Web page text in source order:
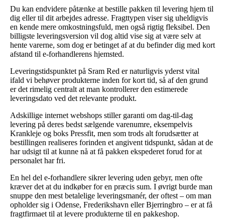
Du kan endvidere påtænke at bestille pakken til levering hjem til
dig eller til dit arbejdes adresse. Fragttypen viser sig uheldigvis
en kende mere omkostningsfuld, men også rigtig fleksibel. Den
billigste leveringsversion vil dog altid vise sig at være selv at
hente varerne, som dog er betinget af at du befinder dig med kort
afstand til e-forhandlerens hjemsted.
Leveringstidspunktet på Sram Red er naturligvis yderst vital
ifald vi behøver produkterne inden for kort tid, så af den grund
er det rimelig centralt at man kontrollerer den estimerede
leveringsdato ved det relevante produkt.
Adskillige internet webshops stiller garanti om dag-til-dag
levering på deres bedst sælgende varenumre, eksempelvis
Krankleje og boks Pressfit, men som trods alt forudsætter at
bestillingen realiseres forinden et angivent tidspunkt, sådan at de
har udsigt til at kunne nå at få pakken ekspederet forud for at
personalet har fri.
En hel del e-forhandlere sikrer levering uden gebyr, men ofte
kræver det at du indkøber for en præcis sum. I øvrigt burde man
snuppe den mest betalelige leveringsmanér, der oftest – om man
opholder sig i Odense, Frederikshavn eller Bjerringbro – er at få
fragtfirmaet til at levere produkterne til en pakkeshop.